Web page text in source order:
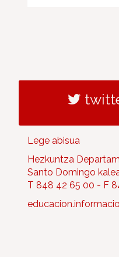
Lege abisua
Hezkuntza
Santo Domingo
T 848 42 65 00 - F